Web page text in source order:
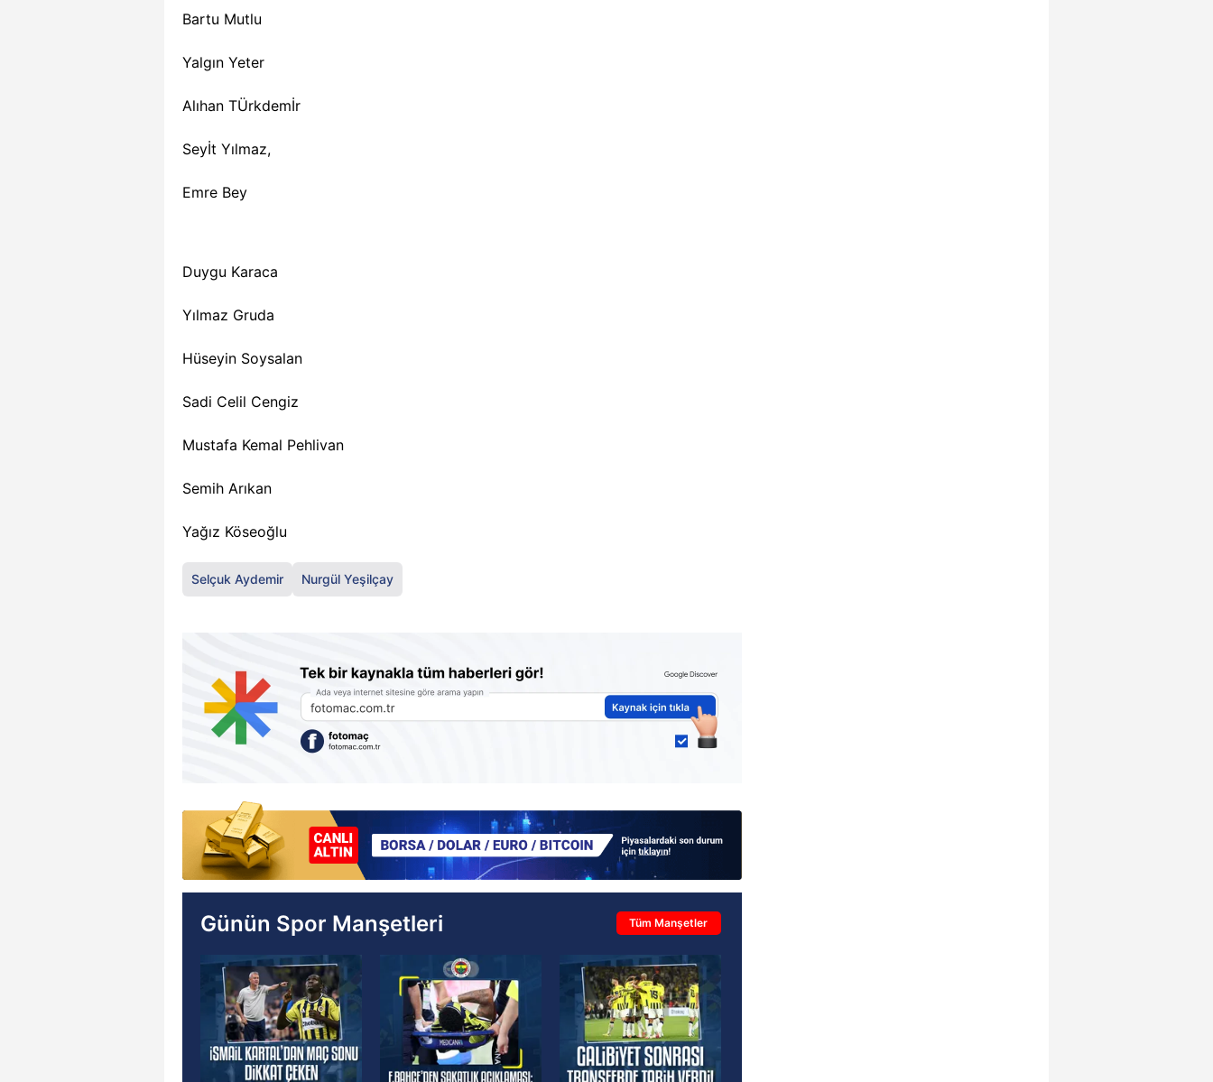
Bartu Mutlu
Yalgın Yeter
Alıhan TÜrkdemİr
Seyİt Yılmaz,
Emre Bey
Duygu Karaca
Yılmaz Gruda
Hüseyin Soysalan
Sadi Celil Cengiz
Mustafa Kemal Pehlivan
Semih Arıkan
Yağız Köseoğlu
Selçuk Aydemir Nurgül Yeşilçay
Günün Spor Manşetleri Tüm Manşetler